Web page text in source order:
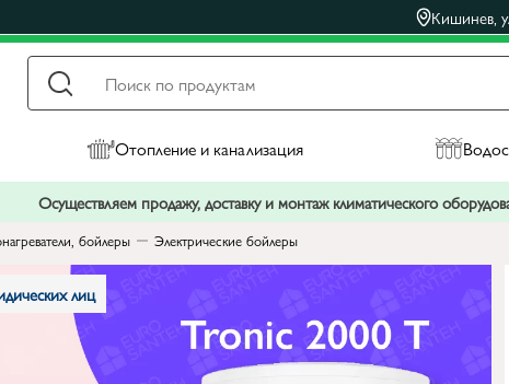
Кишинев,
Отопление и канализация
Осуществляем продажу, доставку и монтаж климатического
бойлеры Электрические бойлеры
лиц